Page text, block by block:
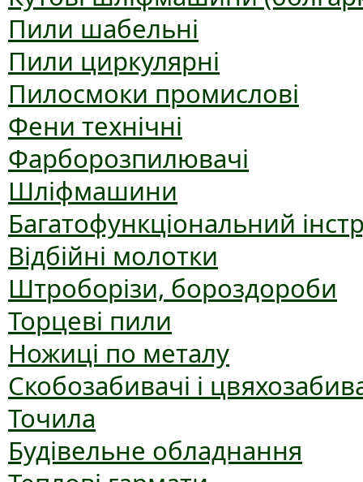
Пили шабельні
Пили циркулярні
Пилосмоки промислові
Фени технічні
Фарборозпилювачі
Шліфмашини
Багатофункціональний
Відбійні молотки
Штроборізи, бороздороби
Торцеві пили
Ножиці по металу
Скобозабивачі і
Точила
Будівельне обладнання